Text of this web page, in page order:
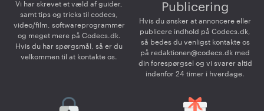
Vi har skrevet et væld af guider,
samt tips og tricks til codecs,
video/film, softwareprogrammer
og meget mere på Codecs.dk.
Hvis du har spørgsmål, så er du
velkommen til at kontakte os.
Publicering
Hvis du ønsker at annoncere eller
publicere indhold på Codecs.dk,
så bedes du venligst kontakte os
på redaktionen@codecs.dk med
din forespørgsel og vi svarer altid
indenfor 24 timer i hverdage.